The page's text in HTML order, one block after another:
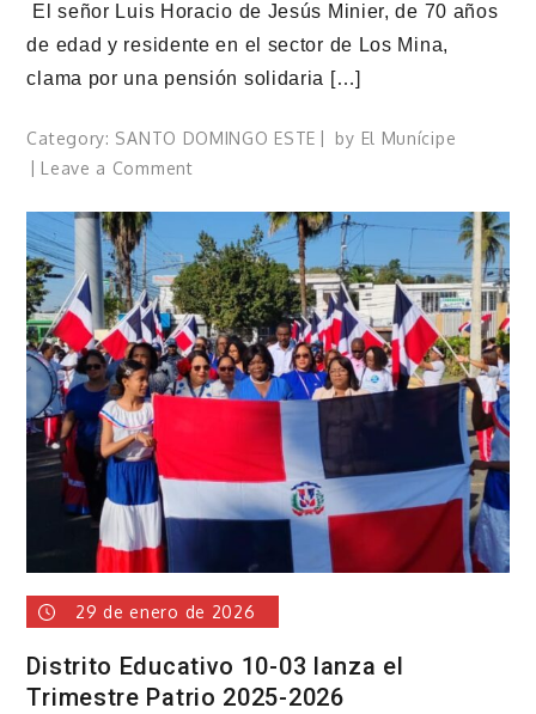
El señor Luis Horacio de Jesús Minier, de 70 años
de edad y residente en el sector de Los Mina,
clama por una pensión solidaria […]
Category: SANTO DOMINGO ESTE by El Munícipe
Leave a Commenton
70
años
clama
por
pensión
solidaria
sobrevivir
29 de enero de 2026
Distrito Educativo 10-03 lanza el
Trimestre Patrio 2025-2026